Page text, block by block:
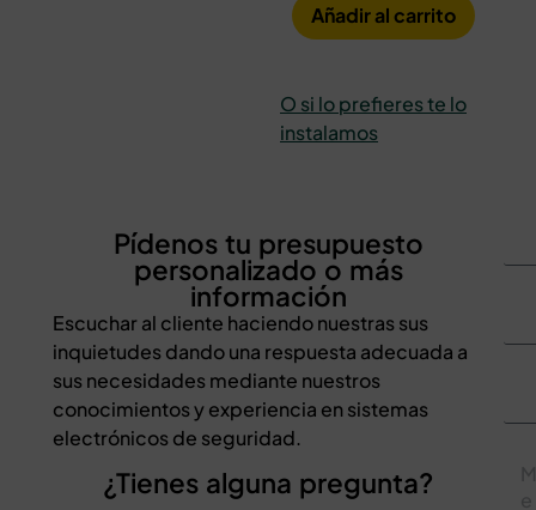
Añadir al carrito
O si lo prefieres te lo
instalamos
Pídenos tu presupuesto
personalizado o más
información
Escuchar al cliente haciendo nuestras sus
inquietudes dando una respuesta adecuada a
sus necesidades mediante nuestros
conocimientos y experiencia en sistemas
electrónicos de seguridad.
¿Tienes alguna pregunta?